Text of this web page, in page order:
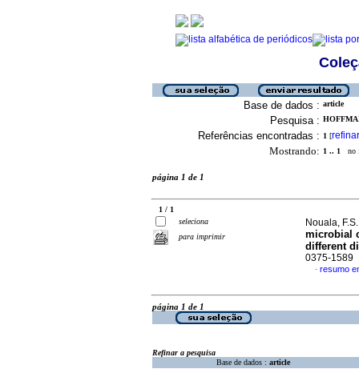
Base de dados : article
Pesquisa :
Referências encontradas : 1 [refinar
Mostrando: 1 .. 1 no
página 1 de 1
1 / 1
seleciona
para imprimir
Nouala,
microbial
different
0375-1589
· resumo
página 1 de 1
Refinar a pesquisa
Base de dados : article